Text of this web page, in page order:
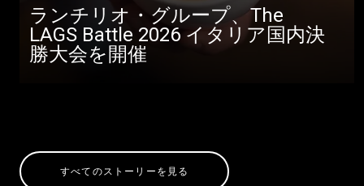
ランチリオ・グループ、The
LAGS Battle 2026 イタリア国内決
勝大会を開催
すべてのストーリーを見る